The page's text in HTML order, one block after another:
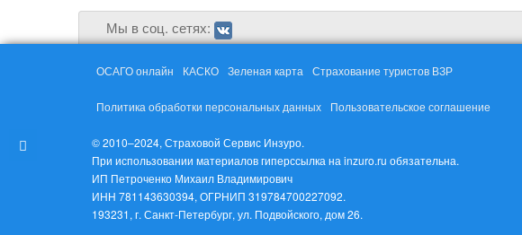
записям
Мы в соц. сетях:
ОСАГО онлайн КАСКО Зеленая карта Страхование туристов ВЗР
Политика обработки персональных данных Пользовательское соглашение
© 2010–2024, Страховой Сервис Инзуро.
При использовании материалов гиперссылка на inzuro.ru обязательна.
ИП Петроченко Михаил Владимирович
ИНН 781143630394, ОГРНИП 319784700227092.
193231, г. Санкт-Петербург, ул. Подвойского, дом 26.